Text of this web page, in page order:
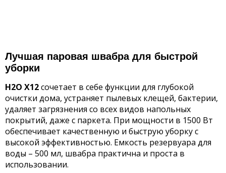
Лучшая паровая швабра для быстрой
уборки
H2O X12сочетает в себе функции для глубокой
очистки дома, устраняет пылевых клещей, бактерии,
удаляет загрязнения со всех видов напольных
покрытий, даже с паркета. При мощности в 1500 Вт
обеспечивает качественную и быструю уборку с
высокой эффективностью. Емкость резервуара для
воды – 500 мл, швабра практична и проста в
использовании.